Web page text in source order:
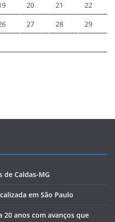
20 21 22
27 28 29
de Caldas-MG
em São Paulo
20 anos com avanços que